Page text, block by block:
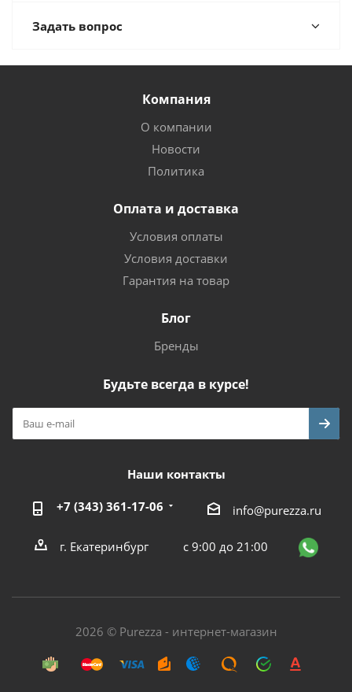
Задать вопрос
Компания
О компании
Новости
Политика
Оплата и доставка
Условия оплаты
Условия доставки
Гарантия на товар
Блог
Бренды
Будьте всегда в курсе!
Наши контакты
+7 (343) 361-17-06 info@purezza.ru
г. Екатеринбург с 9:00 до 21:00
2026 © Purezza - интернет-магазин